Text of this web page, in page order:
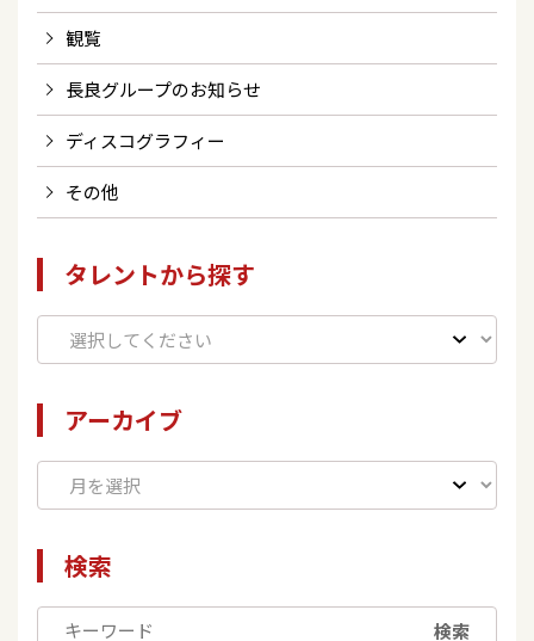
観覧
長良グループのお知らせ
ディスコグラフィー
その他
タレントから探す
アーカイブ
検索
検索